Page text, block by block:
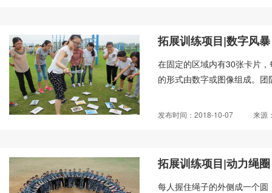
拓展训练项目|数字风暴
在固定的区域内有30张卡片
的形式由数字或图像组成。
发布时间：2018-10-07 来源
拓展训练项目|动力绳圈
每人握住绳子的外侧成一个